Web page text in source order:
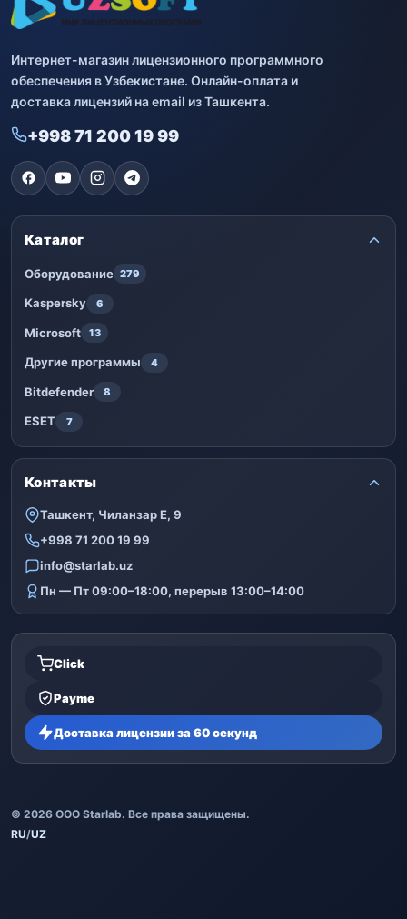
Интернет-магазин лицензионного программного
обеспечения в Узбекистане. Онлайн-оплата и
доставка лицензий на email из Ташкента.
+998 71 200 19 99
Каталог
Оборудование 279
Kaspersky 6
Microsoft 13
Другие программы 4
Bitdefender 8
ESET 7
Контакты
Ташкент, Чиланзар Е, 9
+998 71 200 19 99
info@starlab.uz
Пн — Пт 09:00–18:00, перерыв 13:00–14:00
Click
Payme
Доставка лицензии за 60 секунд
© 2026 ООО Starlab. Все права защищены.
RU/UZ